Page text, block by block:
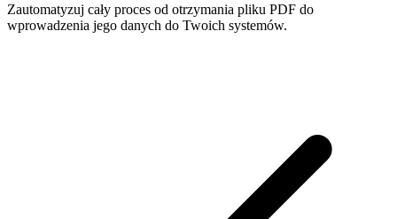
Zautomatyzuj cały proces od otrzymania pliku PDF do
wprowadzenia jego danych do Twoich systemów.